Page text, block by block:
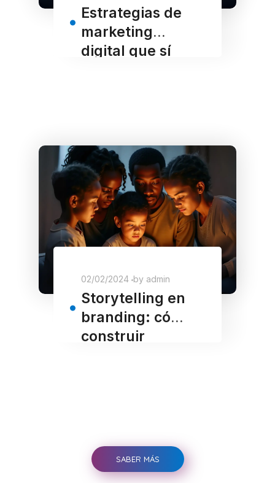
Estrategias de
marketing
digital que sí
02/02/2024 by admin
Storytelling en
branding: cómo
construir
SABER MÁS